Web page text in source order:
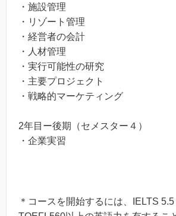
・施設管理
・リゾート管理
・経営者の会計
・人材管理
・実行可能性の研究
・主要プロジェクト
・戦略的マーケティング
2年目ー後期（セメスター４）
・企業実習
＊コースを開始するには、IELTS